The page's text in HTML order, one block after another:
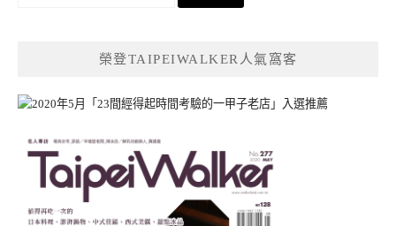
榮登TAIPEIWALKER人氣窩客